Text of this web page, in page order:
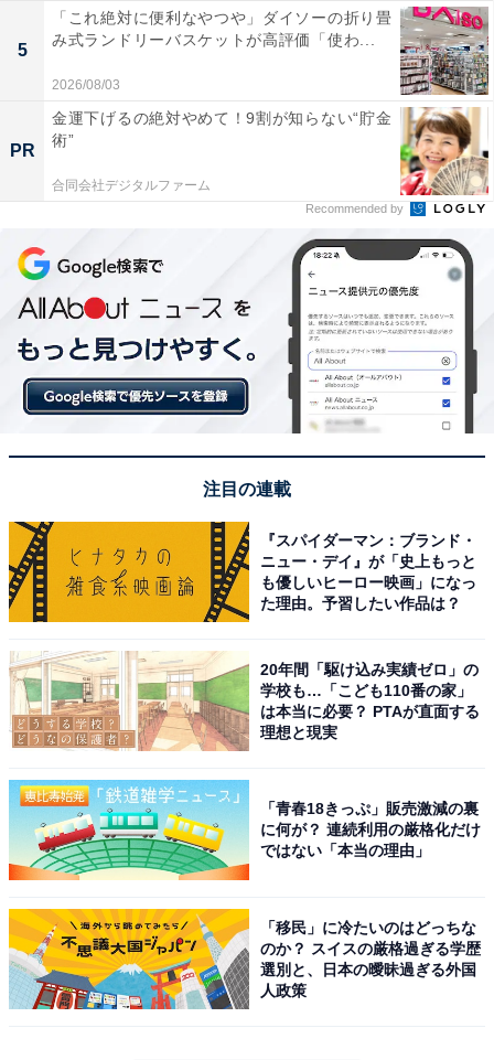
5
「これ絶対に便利なやつや」ダイソーの折り畳
み式ランドリーバスケットが高評価「使わ...
2026/08/03
PR
金運下げるの絶対やめて！9割が知らない“貯金
術”
合同会社デジタルファーム
Recommended by
注目の連載
『スパイダーマン：ブランド・
ニュー・デイ』が「史上もっと
も優しいヒーロー映画」になっ
た理由。予習したい作品は？
20年間「駆け込み実績ゼロ」の
学校も…「こども110番の家」
は本当に必要？ PTAが直面する
理想と現実
「青春18きっぷ」販売激減の裏
に何が？ 連続利用の厳格化だけ
ではない「本当の理由」
「移民」に冷たいのはどっちな
のか？ スイスの厳格過ぎる学歴
選別と、日本の曖昧過ぎる外国
人政策